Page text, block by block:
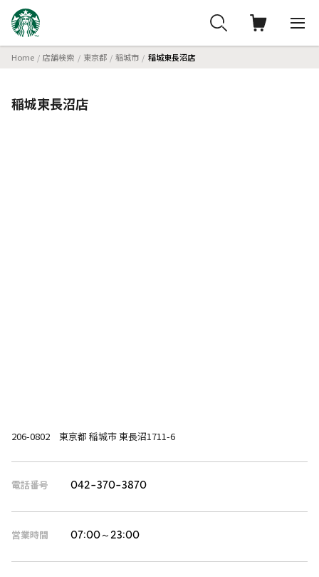
Home 店舗検索 東京都 稲城市 稲城東長沼店
稲城東長沼店
206-0802 東京都 稲城市 東長沼1711-6
電話番号 042-370-3870
営業時間 07:00～23:00